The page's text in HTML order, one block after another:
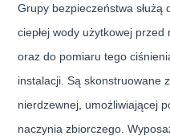
Grupy bezpieczeństwa
ciepłej wody użytkowej
oraz do pomiaru tego
instalacji. Są skonstruowane
nierdzewnej, umożliwiającej
naczynia zbiorczego.